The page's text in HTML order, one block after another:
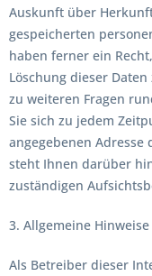
Auskunft über
gespeicherten
haben ferner ein
Löschung dieser
zu weiteren Fragen
Sie sich zu jedem
angegebenen Adresse
steht Ihnen darüber
zuständigen
3. Allgemeine
Als Betreiber dieser